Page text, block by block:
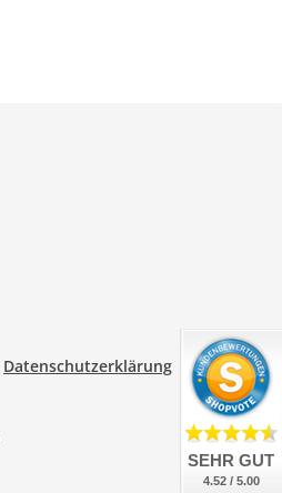
Datenschutzerklärung
SEHR GUT
4.52 / 5.00